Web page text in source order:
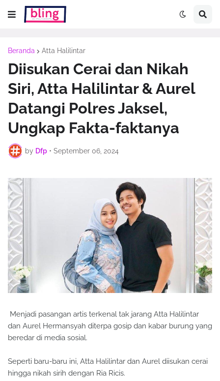
Beranda Atta Halilintar
Diisukan Cerai dan Nikah
Siri, Atta Halilintar & Aurel
Datangi Polres Jaksel,
Ungkap Fakta-faktanya
by Dfp • September 06, 2024
Menjadi pasangan artis terkenal tak jarang Atta Halilintar
dan Aurel Hermansyah diterpa gosip dan kabar burung yang
beredar di media sosial.
Seperti baru-baru ini, Atta Halilintar dan Aurel diisukan cerai
hingga nikah sirih dengan Ria Ricis.